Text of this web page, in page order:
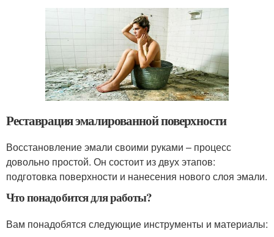
Реставрация эмалированной поверхности
Восстановление эмали своими руками – процесс
довольно простой. Он состоит из двух этапов:
подготовка поверхности и нанесения нового слоя эмали.
Что понадобится для работы?
Вам понадобятся следующие инструменты и материалы: